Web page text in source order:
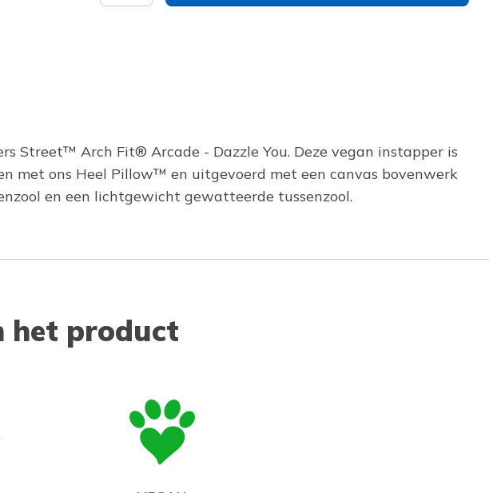
Street™ Arch Fit® Arcade - Dazzle You. Deze vegan instapper is
met ons Heel Pillow™ en uitgevoerd met een canvas bovenwerk
en een lichtgewicht gewatteerde tussenzool.
het product